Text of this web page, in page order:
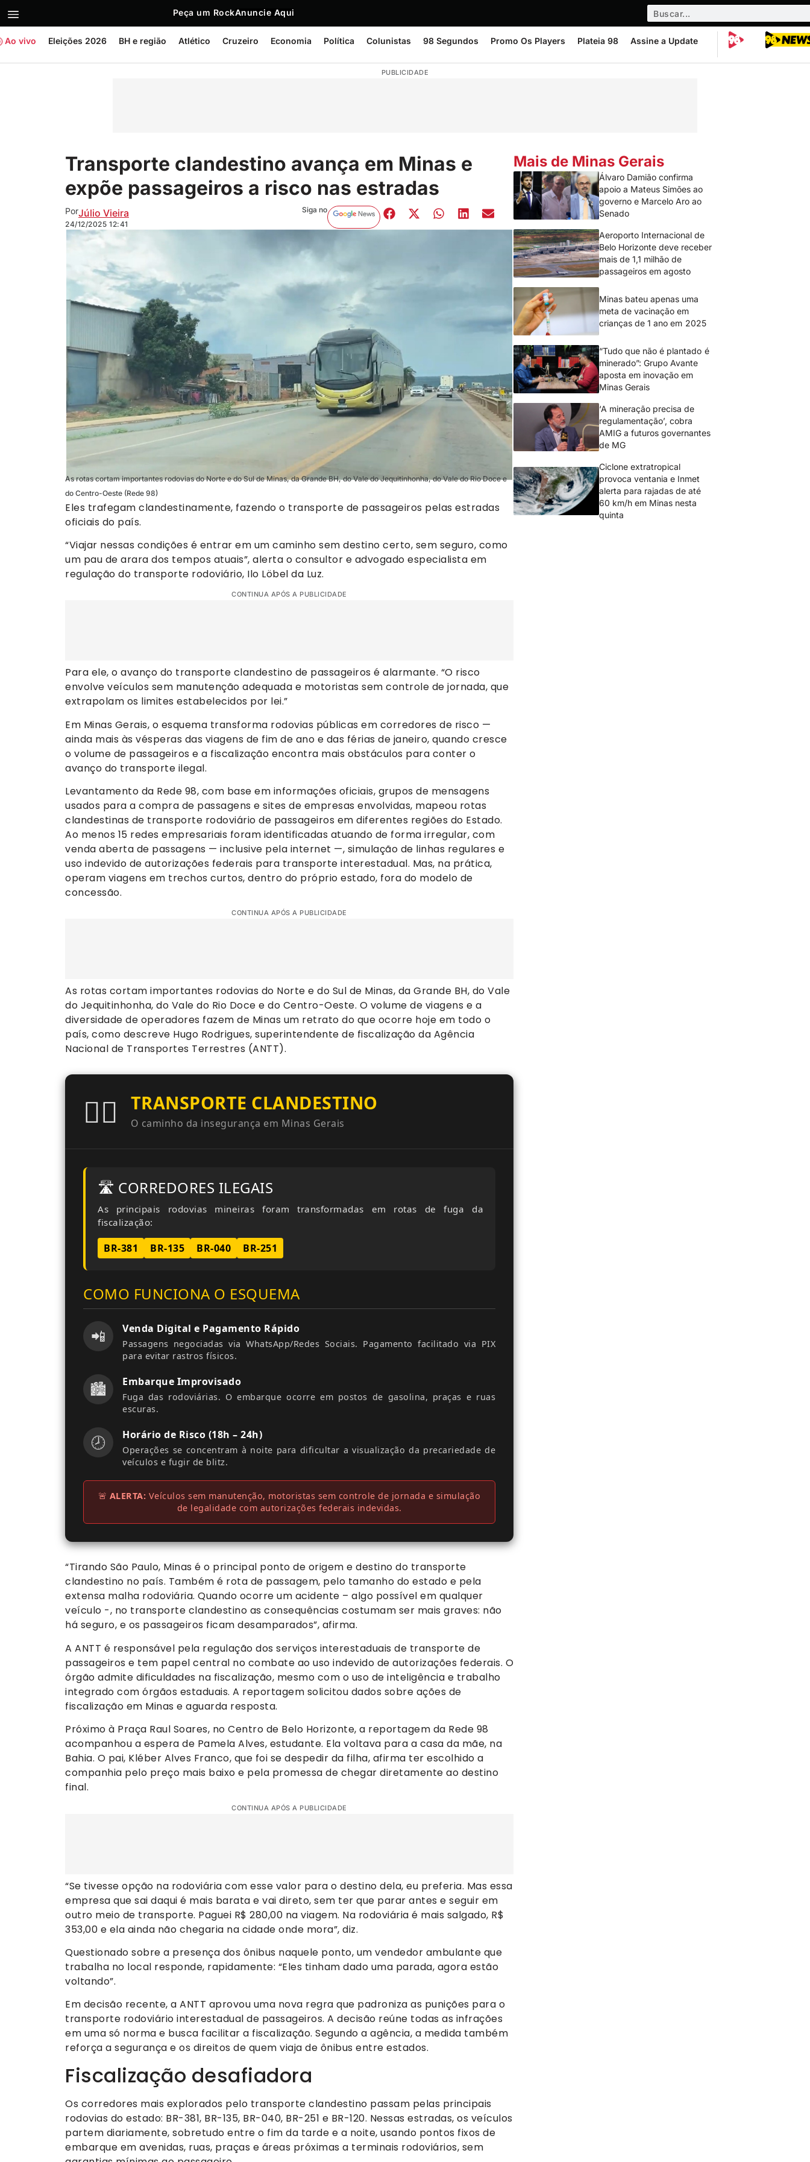
Peça um RockAnuncie Aqui
Ao vivo Eleições 2026 BH e região Atlético Cruzeiro Economia Política Colunistas 98 Segundos Promo Os Players Plateia 98 Assine a Update
PUBLICIDADE
Transporte clandestino avança em Minas e
expõe passageiros a risco nas estradas
PorJúlio Vieira
24/12/2025 12:41
Siga no
As rotas cortam importantes rodovias do Norte e do Sul de Minas, da Grande BH, do Vale do Jequitinhonha, do Vale do Rio Doce e
do Centro-Oeste (Rede 98)
Eles trafegam clandestinamente, fazendo o transporte de passageiros pelas estradas
oficiais do país.
“Viajar nessas condições é entrar em um caminho sem destino certo, sem seguro, como
um pau de arara dos tempos atuais”, alerta o consultor e advogado especialista em
regulação do transporte rodoviário, Ilo Löbel da Luz.
CONTINUA APÓS A PUBLICIDADE
Para ele, o avanço do transporte clandestino de passageiros é alarmante. “O risco
envolve veículos sem manutenção adequada e motoristas sem controle de jornada, que
extrapolam os limites estabelecidos por lei.”
Em Minas Gerais, o esquema transforma rodovias públicas em corredores de risco —
ainda mais às vésperas das viagens de fim de ano e das férias de janeiro, quando cresce
o volume de passageiros e a fiscalização encontra mais obstáculos para conter o
avanço do transporte ilegal.
Levantamento da Rede 98, com base em informações oficiais, grupos de mensagens
usados para a compra de passagens e sites de empresas envolvidas, mapeou rotas
clandestinas de transporte rodoviário de passageiros em diferentes regiões do Estado.
Ao menos 15 redes empresariais foram identificadas atuando de forma irregular, com
venda aberta de passagens — inclusive pela internet —, simulação de linhas regulares e
uso indevido de autorizações federais para transporte interestadual. Mas, na prática,
operam viagens em trechos curtos, dentro do próprio estado, fora do modelo de
concessão.
CONTINUA APÓS A PUBLICIDADE
As rotas cortam importantes rodovias do Norte e do Sul de Minas, da Grande BH, do Vale
do Jequitinhonha, do Vale do Rio Doce e do Centro-Oeste. O volume de viagens e a
diversidade de operadores fazem de Minas um retrato do que ocorre hoje em todo o
país, como descreve Hugo Rodrigues, superintendente de fiscalização da Agência
Nacional de Transportes Terrestres (ANTT).
🕵️‍♂️ TRANSPORTE CLANDESTINO
O caminho da insegurança em Minas Gerais
🛣️ CORREDORES ILEGAIS
As principais rodovias mineiras foram transformadas em rotas de fuga da
fiscalização:
BR-381 BR-135 BR-040 BR-251
COMO FUNCIONA O ESQUEMA
📲 Venda Digital e Pagamento Rápido
Passagens negociadas via WhatsApp/Redes Sociais. Pagamento facilitado via PIX
para evitar rastros físicos.
🏙️ Embarque Improvisado
Fuga das rodoviárias. O embarque ocorre em postos de gasolina, praças e ruas
escuras.
🕗 Horário de Risco (18h – 24h)
Operações se concentram à noite para dificultar a visualização da precariedade de
veículos e fugir de blitz.
🚨 ALERTA: Veículos sem manutenção, motoristas sem controle de jornada e simulação
de legalidade com autorizações federais indevidas.
“Tirando São Paulo, Minas é o principal ponto de origem e destino do transporte
clandestino no país. Também é rota de passagem, pelo tamanho do estado e pela
extensa malha rodoviária. Quando ocorre um acidente – algo possível em qualquer
veículo -, no transporte clandestino as consequências costumam ser mais graves: não
há seguro, e os passageiros ficam desamparados”, afirma.
A ANTT é responsável pela regulação dos serviços interestaduais de transporte de
passageiros e tem papel central no combate ao uso indevido de autorizações federais. O
órgão admite dificuldades na fiscalização, mesmo com o uso de inteligência e trabalho
integrado com órgãos estaduais. A reportagem solicitou dados sobre ações de
fiscalização em Minas e aguarda resposta.
Próximo à Praça Raul Soares, no Centro de Belo Horizonte, a reportagem da Rede 98
acompanhou a espera de Pamela Alves, estudante. Ela voltava para a casa da mãe, na
Bahia. O pai, Kléber Alves Franco, que foi se despedir da filha, afirma ter escolhido a
companhia pelo preço mais baixo e pela promessa de chegar diretamente ao destino
final.
CONTINUA APÓS A PUBLICIDADE
“Se tivesse opção na rodoviária com esse valor para o destino dela, eu preferia. Mas essa
empresa que sai daqui é mais barata e vai direto, sem ter que parar antes e seguir em
outro meio de transporte. Paguei R$ 280,00 na viagem. Na rodoviária é mais salgado, R$
353,00 e ela ainda não chegaria na cidade onde mora”, diz.
Questionado sobre a presença dos ônibus naquele ponto, um vendedor ambulante que
trabalha no local responde, rapidamente: “Eles tinham dado uma parada, agora estão
voltando”.
Em decisão recente, a ANTT aprovou uma nova regra que padroniza as punições para o
transporte rodoviário interestadual de passageiros. A decisão reúne todas as infrações
em uma só norma e busca facilitar a fiscalização. Segundo a agência, a medida também
reforça a segurança e os direitos de quem viaja de ônibus entre estados.
Fiscalização desafiadora
Os corredores mais explorados pelo transporte clandestino passam pelas principais
rodovias do estado: BR-381, BR-135, BR-040, BR-251 e BR-120. Nessas estradas, os veículos
partem diariamente, sobretudo entre o fim da tarde e a noite, usando pontos fixos de
embarque em avenidas, ruas, praças e áreas próximas a terminais rodoviários, sem
Mais de Minas Gerais
Álvaro Damião confirma
apoio a Mateus Simões ao
governo e Marcelo Aro ao
Senado
Aeroporto Internacional de
Belo Horizonte deve receber
mais de 1,1 milhão de
passageiros em agosto
Minas bateu apenas uma
meta de vacinação em
crianças de 1 ano em 2025
“Tudo que não é plantado é
minerado”: Grupo Avante
aposta em inovação em
Minas Gerais
‘A mineração precisa de
regulamentação’, cobra
AMIG a futuros governantes
de MG
Ciclone extratropical
provoca ventania e Inmet
alerta para rajadas de até
60 km/h em Minas nesta
quinta